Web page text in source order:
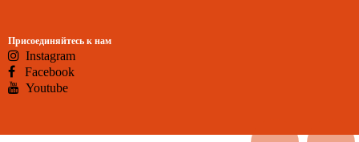
Присоединяйтесь к нам
Instagram
Facebook
Youtube